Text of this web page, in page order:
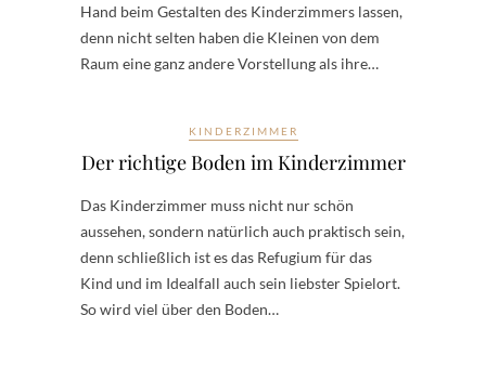
Hand beim Gestalten des Kinderzimmers lassen,
denn nicht selten haben die Kleinen von dem
Raum eine ganz andere Vorstellung als ihre…
KINDERZIMMER
Der richtige Boden im Kinderzimmer
Das Kinderzimmer muss nicht nur schön
aussehen, sondern natürlich auch praktisch sein,
denn schließlich ist es das Refugium für das
Kind und im Idealfall auch sein liebster Spielort.
So wird viel über den Boden…